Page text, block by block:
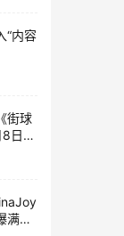
“内容
街球
日正
新
满看